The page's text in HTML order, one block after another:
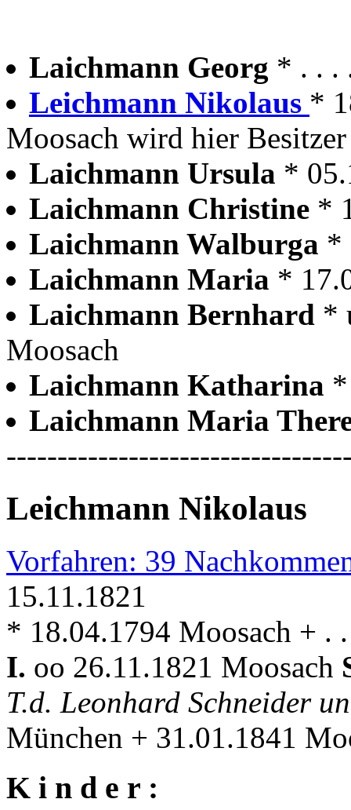
Laichmann Georg * . . .
Leichmann Nikolaus *
Moosach wird hier Besitzer
Laichmann Ursula *
Laichmann Christine *
Laichmann Walburga *
Laichmann Maria *
Laichmann Bernhard *
Moosach
Laichmann Katharina
Laichmann Maria
Leichmann Nikolaus
Vorfahren: 39
15.11.1821
* 18.04.1794 Moosach + .
I. oo 26.11.1821 Moosach
T.d. Leonhard Schneider
München + 31.01.1841
K i n d e r :